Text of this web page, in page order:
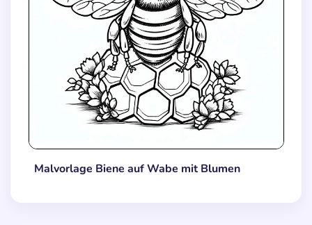
Malvorlage Biene auf Wabe mit Blumen